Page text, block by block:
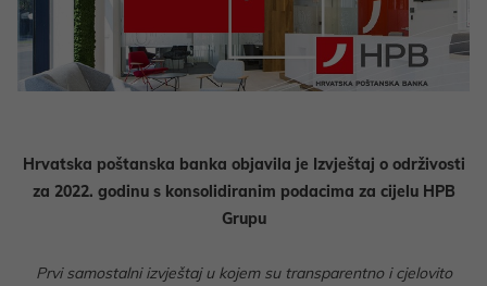
Hrvatska poštanska banka objavila je Izvještaj o održivosti
za 2022. godinu s konsolidiranim podacima za cijelu HPB
Grupu
Prvi samostalni izvještaj u kojem su transparentno i cjelovito